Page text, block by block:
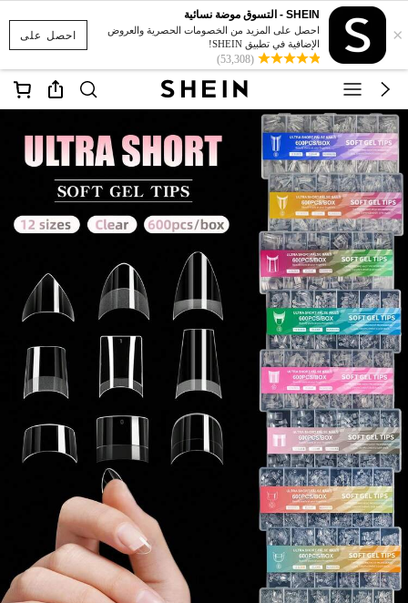
احصل على ×
SHEIN - التسوق موضة نسائية
احصل على المزيد من الخصومات الحصرية والعروض
الإضافية في تطبيق SHEIN!
(53,308)